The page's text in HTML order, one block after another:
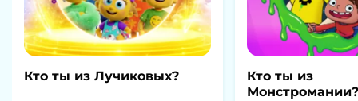
Кто ты из Лучиковых?
Кто ты из
Монстромании?